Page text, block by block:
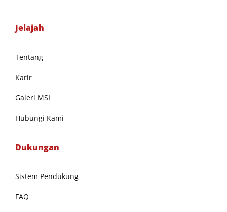
Jelajah
Tentang
Karir
Galeri MSI
Hubungi Kami
Dukungan
Sistem Pendukung
FAQ